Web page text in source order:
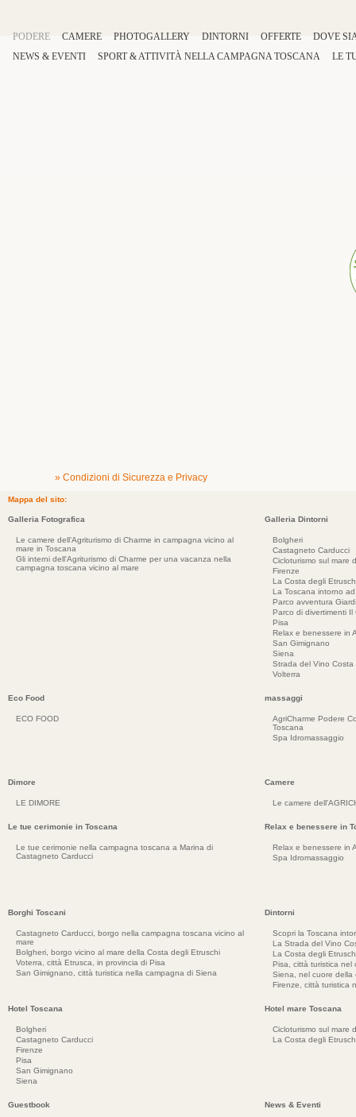
PODERE CAMERE PHOTOGALLERY DINTORNI OFFERTE
DOVE
NEWS & EVENTI
SPORT&ATTIVITÀ NELLACAMPAGNA TOSCANA LE
» Condizioni di Sicurezza e Privacy
Mappa del sito:
Galleria Fotografica
Le camere dell'Agriturismo di Charme in campagna vicino al
mare in Toscana
Gli interni dell'Agriturismo di Charme per una vacanza nella
campagna toscana vicino al mare
Galleria Dintorni
Bolgheri
Castagneto Carducci
Cicloturismo sul mare
Firenze
La Costa degli
La Toscana intorno
Parco avventura
Parco di divertimenti Il
Pisa
Relax e benessere in
San Gimignano
Siena
Strada del Vino Costa
Volterra
Eco Food
ECO FOOD
massaggi
AgriCharme Podere
Toscana
Spa Idromassaggio
Dimore
LE DIMORE
Camere
Le camere
Le tue cerimonie in Toscana
Le tue cerimonie nella campagna toscana a Marina di
Castagneto Carducci
Relax e benessere in
Relax e benessere in
Spa Idromassaggio
Borghi Toscani
Castagneto Carducci, borgo nella campagna toscana vicino al
mare
Bolgheri, borgo vicino al mare della Costa degli Etruschi
Voterra, città Etrusca, in provincia di Pisa
San Gimignano, città turistica nella campagna di Siena
Dintorni
Scopri la Toscana
La Strada del Vino
La Costa degli
Pisa, città turistica nel
Siena, nel cuore della
Firenze, città turistica
Hotel Toscana
Bolgheri
Castagneto Carducci
Firenze
Pisa
San Gimignano
Siena
Hotel mare Toscana
Cicloturismo sul mare
La Costa degli
Guestbook News & Eventi